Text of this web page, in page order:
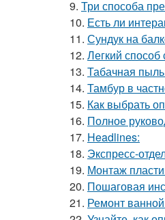
9. Три способа
10. Есть ли
11. Сундук на
12. Легкий
13. Табачная
14. Тамбур в
15. Как выбрать
16. Полное
17. Headlines:
18. Экспресс-
19. Монтаж
20. Пошаговая
21. Ремонт